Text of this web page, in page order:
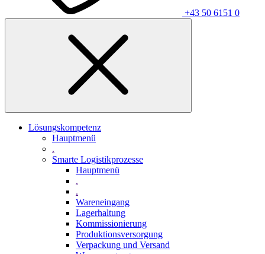
+43 50 6151 0
Lösungskompetenz
Hauptmenü
.
Smarte Logistikprozesse
Hauptmenü
.
.
Wareneingang
Lagerhaltung
Kommissionierung
Produktionsversorgung
Verpackung und Versand